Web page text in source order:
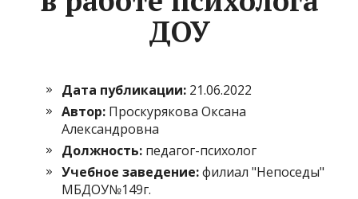
ДОУ
Дата публикации: 21.06.2022
Автор: Проскурякова Оксана
Александровна
Должность: педагог-психолог
Учебное заведение:филиал "Непоседы"
МБДОУ№149г.